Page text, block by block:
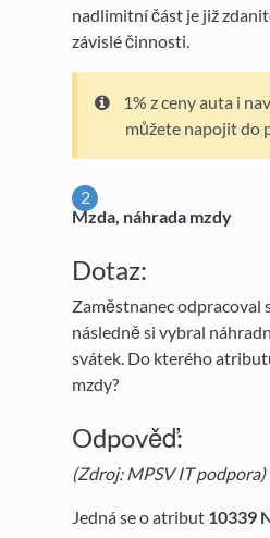
nadlimitní část je již
závislé činnosti.
1% z ceny auta i
můžete napojit do
Mzda, náhrada mzdy
Dotaz:
Zaměstnanec odpracoval
následně si vybral
svátek. Do kterého
mzdy?
Odpověď:
(Zdroj: MPSV IT podpora)
Jedná se o atribut 10339